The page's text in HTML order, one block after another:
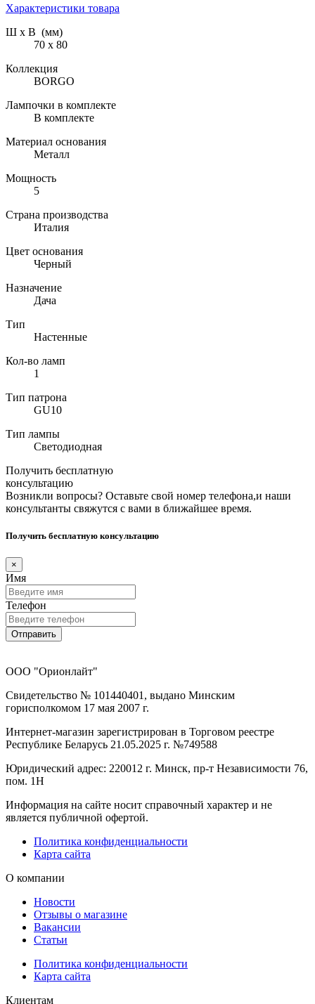
Характеристики товара
Ш х В (мм)
70 х 80
Коллекция
BORGO
Лампочки в комплекте
В комплекте
Материал основания
Металл
Мощность
5
Страна производства
Италия
Цвет основания
Черный
Назначение
Дача
Тип
Настенные
Кол-во ламп
1
Тип патрона
GU10
Тип лампы
Светодиодная
Получить бесплатную
консультацию
Возникли вопросы? Оставьте свой номер телефона,и наши
консультанты свяжутся с вами в ближайшее время.
Получить бесплатную консультацию
×
Имя
Телефон
Отправить
ООО "Орионлайт"
Свидетельство № 101440401, выдано Минским
горисполкомом 17 мая 2007 г.
Интернет-магазин зарегистрирован в Торговом реестре
Республике Беларусь 21.05.2025 г. №749588
Юридический адрес: 220012 г. Минск, пр-т Независимости 76,
пом. 1Н
Информация на сайте носит справочный характер и не
является публичной офертой.
Политика конфиденциальности
Карта сайта
О компании
Новости
Отзывы о магазине
Вакансии
Статьи
Политика конфиденциальности
Карта сайта
Клиентам